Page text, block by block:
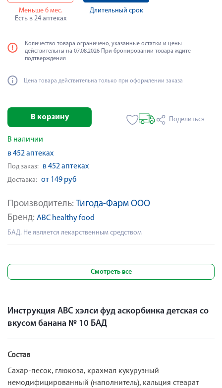
Производитель: Тигода-Фарм ООО
Бренд: ABC healthy food
БАД. Не является лекарственным средством
Меньше 6 мес.
Есть в 24 аптеках
Длительный срок
Количество товара ограничено, указанные остатки и цены
действительны на 07.08.2026 При бронировании товара ждите
подтверждения
Цена товара действительна только при оформлении заказа
В корзину Поделиться
В наличии
в 452 аптеках
Под заказ: в 452 аптеках
Доставка: от 149 руб
Смотреть все
Инструкция АВС хэлси фуд аскорбинка детская со
вкусом банана № 10 БАД
Состав
Сахар-песок, глюкоза, крахмал кукурузный
немодифицированный (наполнитель), кальция стеарат